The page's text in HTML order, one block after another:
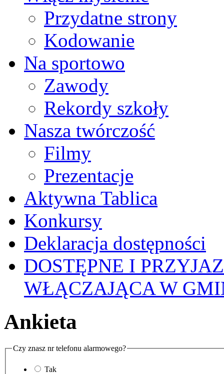
Przydatne strony
Kodowanie
Na sportowo
Zawody
Rekordy szkoły
Nasza twórczość
Filmy
Prezentacje
Aktywna Tablica
Konkursy
Deklaracja dostępności
DOSTĘPNE I
WŁĄCZAJĄCA W
Ankieta
Czy znasz nr telefonu alarmowego?
Tak